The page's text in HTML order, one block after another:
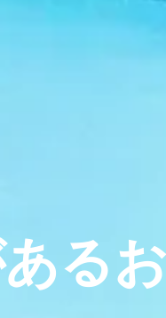
る